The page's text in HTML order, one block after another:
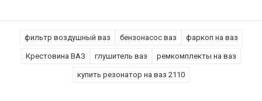
фильтр воздушный ваз бензонасос ваз фаркоп на ваз
Крестовина ВАЗ глушитель ваз ремкомплекты на ваз
купить резонатор на ваз 2110